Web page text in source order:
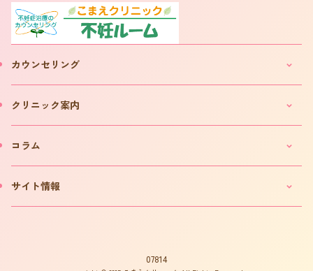
カウンセリング
IVF(体外受精)カウンセリングのご案内
カウンセリング予約について
お問い合わせ
クリニック案内
院長プロフィール
よくある質問
コラム
インタビュー
サイト情報
07814